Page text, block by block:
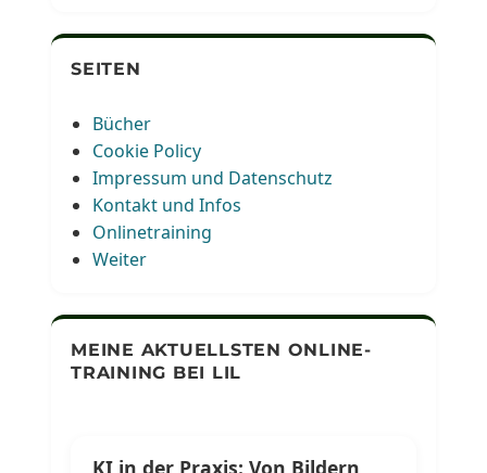
SEITEN
Bücher
Cookie Policy
Impressum und Datenschutz
Kontakt und Infos
Onlinetraining
Weiter
MEINE AKTUELLSTEN ONLINE-
TRAINING BEI LIL